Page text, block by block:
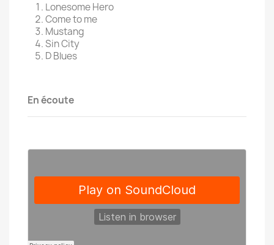
Lonesome Hero
Come to me
Mustang
Sin City
D Blues
En écoute